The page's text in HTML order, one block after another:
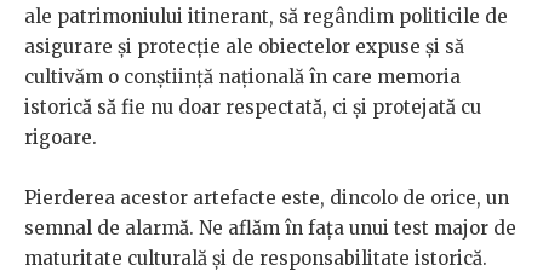
ale patrimoniului itinerant, să regândim politicile de
asigurare și protecție ale obiectelor expuse și să
cultivăm o conștiință națională în care memoria
istorică să fie nu doar respectată, ci și protejată cu
rigoare.
Pierderea acestor artefacte este, dincolo de orice, un
semnal de alarmă. Ne aflăm în fața unui test major de
maturitate culturală și de responsabilitate istorică.